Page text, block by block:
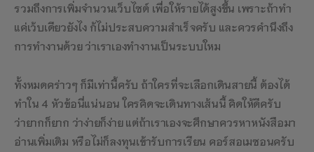
รวมถึงการเพิ่มจำนวนเว็บไซต์ เพื่อให้รายได้สูงขึ้น เพราะถ้าทำ
แค่เว้บเดียวยังไง ก้ไม่ประสบความสำเร็จครับ และควรคำนึงถึง
การทำงานด้วย ว่าเราเองทำงานเป็นระบบใหม
ทั้งหมดคร่าวๆ ก็มีเท่านี้ครับ ถ้าใครที่จะเลือกเดินสายนี้ ต้องได้
ทำใน 4 หัวข้อนี่แน่นอน ใครคิดจะเดินทางเส้นนี้ คิดให้ดีครับ
ว่ายากก็ยาก ว่าง่ายก็ง่าย แต่ถ้าเราเองจะศึกษาควรหาหนังสือมา
อ่านเพิ่มเติม หรือไม่ก็ลงทุนเข้ารับการเรียน คอร์สอเมซอนครับ